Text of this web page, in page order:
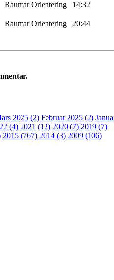
RaumarOrientering 14:32
RaumarOrientering 20:44
2025 (2) Februar 2025 (2)
(4) 2021 (12) 2020 (7) 2019 (7)
2015 (767) 2014 (3) 2009 (106)